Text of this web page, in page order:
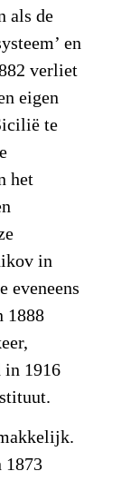
als de
en
verliet
eigen
te
het
in
eveneens
1888
in 1916
1873